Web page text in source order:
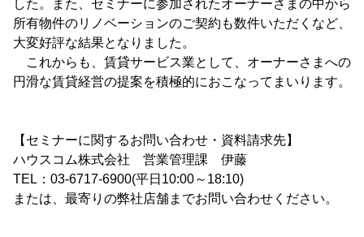
した。また、セミナーに参加されたオーナーさまの中から
所有物件のリノベーションのご契約も数件いただくなど、
大変好評な結果となりました。
これからも、賃貸サービス業として、オーナーさまへの
円滑な賃貸経営の提案を積極的におこなってまいります。
【セミナーに関するお問い合わせ・資料請求先】
ハウスコム株式会社 営業管理課 伊藤
TEL：03-6717-6900(平日10:00～18:10)
または、最寄りの弊社店舗までお問い合わせください。